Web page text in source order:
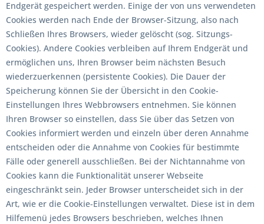
Endgerät gespeichert werden. Einige der von uns verwendeten
Cookies werden nach Ende der Browser-Sitzung, also nach
Schließen Ihres Browsers, wieder gelöscht (sog. Sitzungs-
Cookies). Andere Cookies verbleiben auf Ihrem Endgerät und
ermöglichen uns, Ihren Browser beim nächsten Besuch
wiederzuerkennen (persistente Cookies). Die Dauer der
Speicherung können Sie der Übersicht in den Cookie-
Einstellungen Ihres Webbrowsers entnehmen. Sie können
Ihren Browser so einstellen, dass Sie über das Setzen von
Cookies informiert werden und einzeln über deren Annahme
entscheiden oder die Annahme von Cookies für bestimmte
Fälle oder generell ausschließen. Bei der Nichtannahme von
Cookies kann die Funktionalität unserer Webseite
eingeschränkt sein. Jeder Browser unterscheidet sich in der
Art, wie er die Cookie-Einstellungen verwaltet. Diese ist in dem
Hilfemenü jedes Browsers beschrieben, welches Ihnen